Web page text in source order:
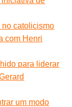
no catolicismo
com Henri
para liderar
um modo